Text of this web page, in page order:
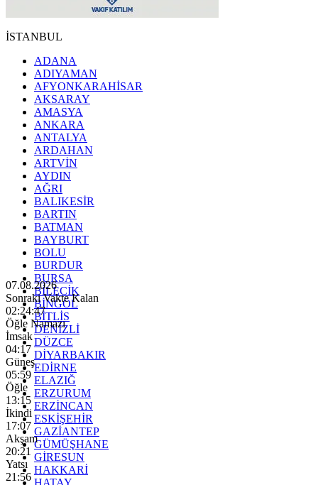
İSTANBUL
ADANA
ADIYAMAN
AFYONKARAHİSAR
AKSARAY
AMASYA
ANKARA
ANTALYA
ARDAHAN
ARTVİN
AYDIN
AĞRI
BALIKESİR
BARTIN
BATMAN
BAYBURT
BOLU
BURDUR
BURSA
BİLECİK
BİNGÖL
BİTLİS
DENİZLİ
DÜZCE
DİYARBAKIR
EDİRNE
ELAZIĞ
ERZURUM
ERZİNCAN
ESKİŞEHİR
GAZİANTEP
GÜMÜŞHANE
GİRESUN
HAKKARİ
HATAY
07.08.2026
Sonraki Vakte Kalan
02:24:45
Öğle Namazı
İmsak
04:17
Güneş
05:59
Öğle
13:15
İkindi
17:07
Akşam
20:21
Yatsı
21:56